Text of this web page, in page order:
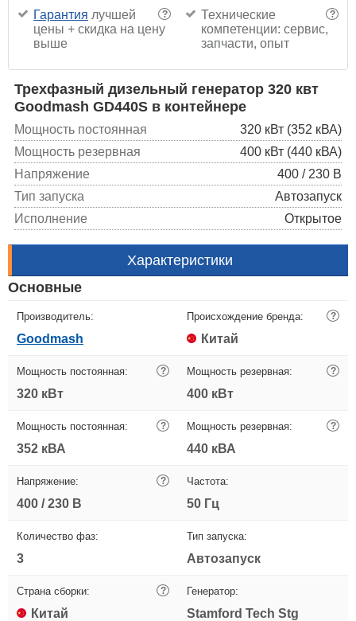
?
Гарантия лучшей
цены + скидка на цену
выше
?
Технические
компетенции: сервис,
запчасти, опыт
Трехфазный дизельный генератор 320 квт
Goodmash GD440S в контейнере
Мощность постоянная
320 кВт (352 кВА)
Мощность резервная
400 кВт (440 кВА)
Напряжение
400 / 230 В
Тип запуска
Автозапуск
Исполнение
Открытое
Характеристики
Основные
Производитель:
Goodmash
Происхождение бренда: ?
Китай
Мощность постоянная: ?
320 кВт
Мощность резервная: ?
400 кВт
Мощность постоянная: ?
352 кВА
Мощность резервная: ?
440 кВА
Напряжение: ?
400 / 230 В
Частота:
50 Гц
Количество фаз:
3
Тип запуска:
Автозапуск
Страна сборки: ?
Китай
Генератор:
Stamford Tech Stg